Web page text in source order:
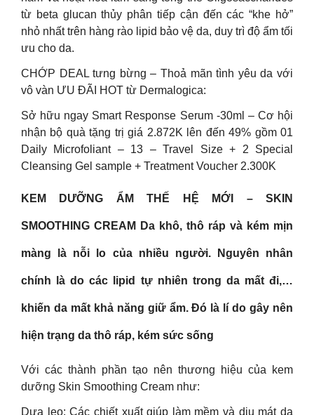
từ beta glucan thủy phân tiếp cận đến các “khe hở”
nhỏ nhất trên hàng rào lipid bảo vệ da, duy trì độ ẩm tối
ưu cho da.
CHỚP DEAL tưng bừng – Thoả mãn tình yêu da với
vô vàn ƯU ĐÃI HOT từ Dermalogica:
Sở hữu ngay Smart Response Serum -30ml – Cơ hội
nhận bộ quà tặng trị giá 2.872K lên đến 49% gồm 01
Daily Microfoliant – 13 – Travel Size + 2 Special
Cleansing Gel sample + Treatment Voucher 2.300K
KEM DƯỠNG ẨM THẾ HỆ MỚI – SKIN
SMOOTHING CREAM Da khô, thô ráp và kém mịn
màng là nỗi lo của nhiều người. Nguyên nhân
chính là do các lipid tự nhiên trong da mất đi,…
khiến da mất khả năng giữ ẩm. Đó là lí do gây nên
hiện trạng da thô ráp, kém sức sống
Với các thành phần tạo nên thương hiệu của kem
dưỡng Skin Smoothing Cream như:
Dưa leo: Các chiết xuất giúp làm mềm và dịu mát da